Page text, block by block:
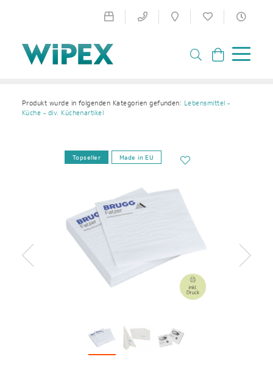
Produkt wurde in folgenden Kategorien gefunden: Lebensmittel -
Küche - div. Küchenartikel
Topseller Made in EU
Zurück Weiter